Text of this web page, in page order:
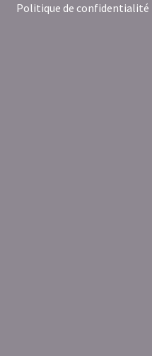
Politique de confidentialité